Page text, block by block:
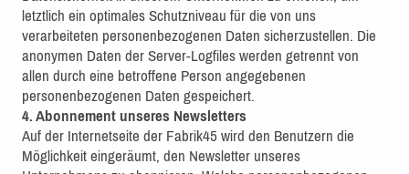
letztlich ein optimales Schutzniveau für die von uns
verarbeiteten personenbezogenen Daten sicherzustellen. Die
anonymen Daten der Server-Logfiles werden getrennt von
allen durch eine betroffene Person angegebenen
personenbezogenen Daten gespeichert.
4. Abonnement unseres Newsletters
Auf der Internetseite der Fabrik45 wird den Benutzern die
Möglichkeit eingeräumt, den Newsletter unseres